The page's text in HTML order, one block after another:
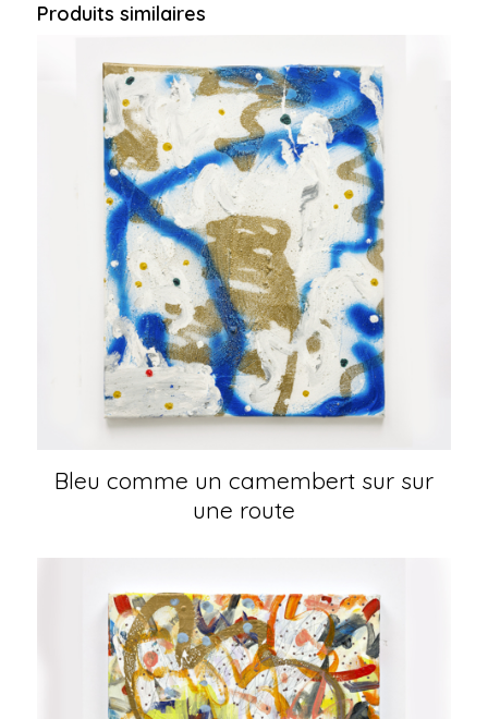
Produits similaires
Bleu comme un camembert sur sur
une route